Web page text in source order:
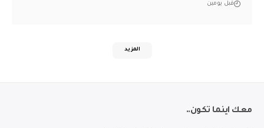
قبل يومين
المزيد
معك اينما تكون..